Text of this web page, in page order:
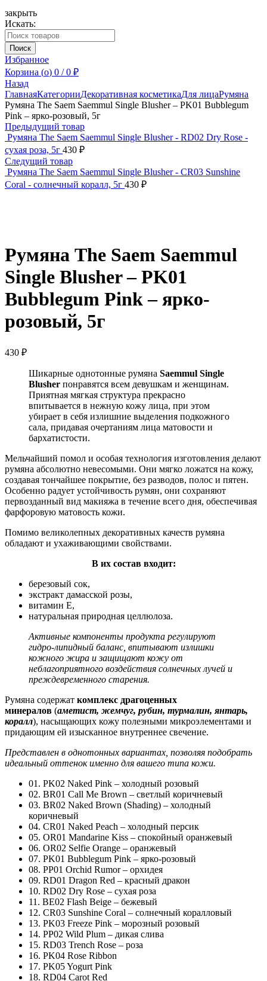
Зарегистрироваться
закрыть
Искать:
Поиск
Избранное
Корзина (o) 0 / 0 ₽
Назад
ГлавнаяКатегорииДекоративная косметикаДля лицаРумяна
Румяна The Saem Saemmul Single Blusher – PK01 Bubblegum
Pink – ярко-розовый, 5г
Предыдущий товар
Румяна The Saem Saemmul Single Blusher - RD02 Dry Rose -
сухая роза, 5г 430 ₽
Следущий товар
Румяна The Saem Saemmul Single Blusher - CR03 Sunshine
Coral - солнечный коралл, 5г 430 ₽
Румяна The Saem Saemmul
Single Blusher – PK01
Bubblegum Pink – ярко-
розовый, 5г
430 ₽
Шикарные однотонные румяна Saemmul Single
Blusher понравятся всем девушкам и женщинам.
Приятная мягкая структура прекрасно
впитывается в нежную кожу лица, при этом
убирает в себя излишние выделения подкожного
сала, придавая очертаниям лица матовости и
бархатистости.
Мельчайший помол и особая технология изготовления делают
румяна абсолютно невесомыми. Они мягко ложатся на кожу,
создавая тончайшее покрытие, без разводов, полос и пятен.
Особенно радует устойчивость румян, они сохраняют
первозданный вид макияжа в течение всего дня, обеспечивая
фарфоровую матовость кожи.
Помимо великолепных декоративных качеств румяна
обладают и ухаживающими свойствами.
В их состав входит:
березовый сок,
экстракт дамасской розы,
витамин Е,
натуральная природная целлюлоза.
Активные компоненты продукта регулируют
гидро-липидный баланс, впитывают излишки
кожного жира и защищают кожу от
неблагоприятного воздействия солнечных лучей и
преждевременного старения.
Румяна содержат комплекс драгоценных
минералов (аметист, жемчуг, рубин, турмалин, янтарь,
коралл), насыщающих кожу полезными микроэлементами и
придающим ей изысканное внутреннее свечение.
Представлен в однотонных вариантах, позволяя подобрать
идеальный оттенок именно для вашего типа кожи.
01. PK02 Naked Pink – холодный розовый
02. BR01 Call Me Brown – светлый коричневый
03. BR02 Naked Brown (Shading) – холодный
коричневый
04. CR01 Naked Peach – холодный персик
05. OR01 Mandarine Kiss – спокойный оранжевый
06. OR02 Selfie Orange – оранжевый
07. PK01 Bubblegum Pink – ярко-розовый
08. PP01 Orchid Rumor – орхидея
09. RD01 Dragon Red – красный дракон
10. RD02 Dry Rose – сухая роза
11. BE02 Flash Beige – бежевый
12. CR03 Sunshine Coral – солнечный коралловый
13. PK03 Freeze Pink – морозный розовый
14. PP02 Wild Plum – дикая слива
15. RD03 Trench Rose – роза
16. PK04 Rose Ribbon
17. PK05 Yogurt Pink
18. RD04 Carot Red